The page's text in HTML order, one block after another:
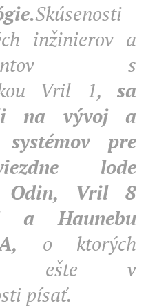
Skúsenosti
inžinierov a
s
Vril 1, sa
na vývoj a
pre
lode
Vril 8
a Haunebu
o ktorých
ešte v
písať.